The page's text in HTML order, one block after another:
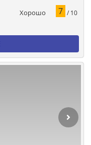
Хорошо 7 / 10